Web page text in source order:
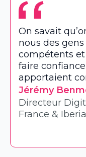
On savait
nous des
compétents
faire
apportaient
Jérémy
Directeur
France & Iberia